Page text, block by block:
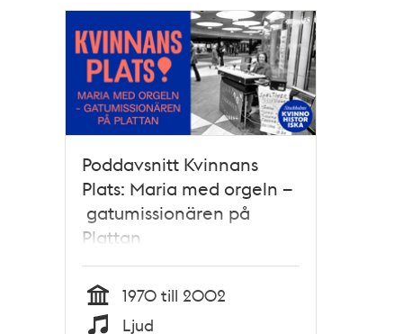
Poddavsnitt Kvinnans
Plats: Maria med orgeln –
gatumissionären på
Plattan
Tid
1970 till 2002
Ljud